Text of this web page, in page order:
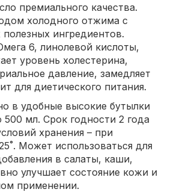
премиального качества.
холодного отжима с
ингредиентов.
6, линолевой кислоты,
уровень холестерина,
давление, замедляет
для диетического питания.
в удобные высокие бутылки
500 мл. Срок годности 2 года
хранения – при
Может использоваться для
в салаты, каши,
улучшает состояние кожи и
применении.